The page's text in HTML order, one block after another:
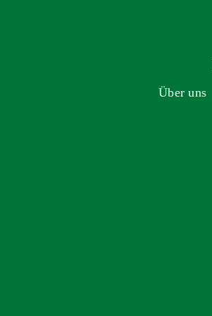
Über uns